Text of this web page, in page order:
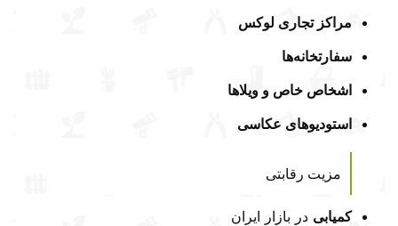
مراکز تجاری لوکس
سفارتخانه‌ها
اشخاص خاص و ویلاها
استودیوهای عکاسی
مزیت رقابتی
کمیابی در بازار ایران